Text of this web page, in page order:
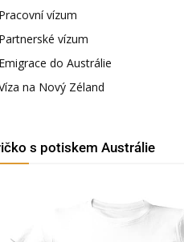
Pracovní vízum
Partnerské vízum
Emigrace do Austrálie
na Nový Zéland
s potiskem Austrálie